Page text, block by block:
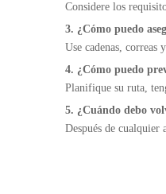
Considere los
3. ¿Cómo puedo
Use cadenas, correas
4. ¿Cómo puedo
Planifique su ruta,
5. ¿Cuándo debo
Después de cualquier